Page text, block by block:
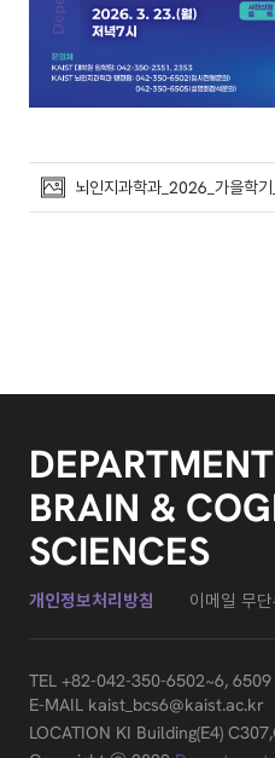
뇌인지과학과_2026_가을학
BRAIN &
SCIENCES
개인정보처리방침 이메일 무
TEL +82-042-350-6502~6, 6509
E-MAIL kaist_bcs6@kaist.ac.kr
LOCATION KI Building(E4)